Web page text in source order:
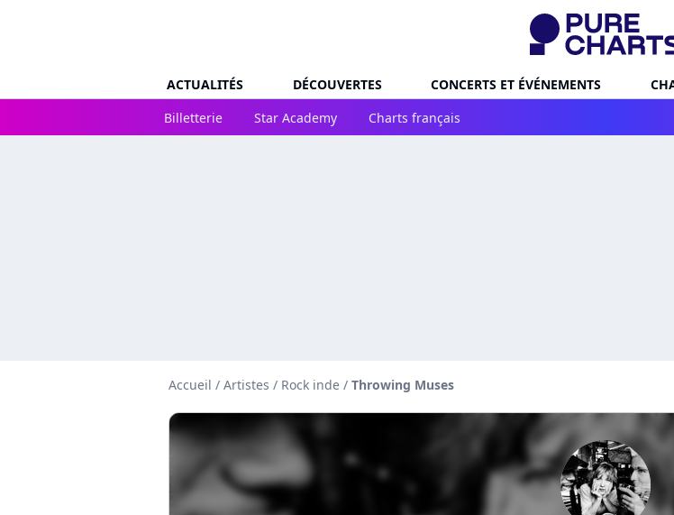
ACTUALITÉS DÉCOUVERTES CONCERTS ET ÉVÉNEMENTS
Billetterie
Star Academy Charts français
Accueil / Artistes / Rock inde / Throwing Muses